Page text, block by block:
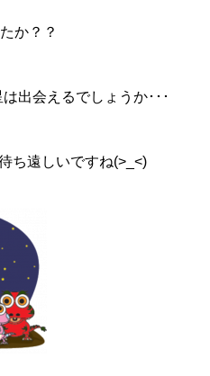
か？？
出会えるでしょうか･･･
ち遠しいですね(>_<)